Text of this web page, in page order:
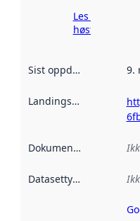
Les mer om
høsting her
Sist oppdatert 9.
Landingsside
Dokumentasjon
Datasettype